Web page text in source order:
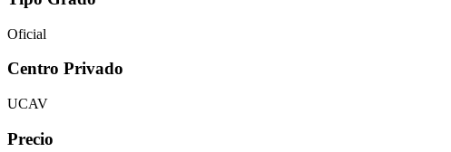
Oficial
Centro Privado
UCAV
Precio